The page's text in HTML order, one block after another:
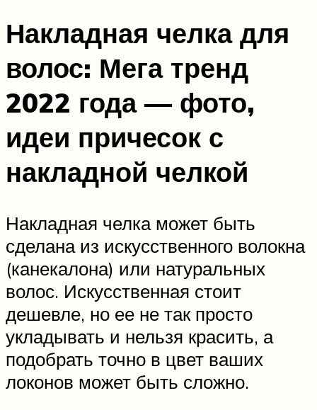
Накладная челка для
волос: Мега тренд
2022 года — фото,
идеи причесок с
накладной челкой
Накладная челка может быть
сделана из искусственного волокна
(канекалона) или натуральных
волос. Искусственная стоит
дешевле, но ее не так просто
укладывать и нельзя красить, а
подобрать точно в цвет ваших
локонов может быть сложно.